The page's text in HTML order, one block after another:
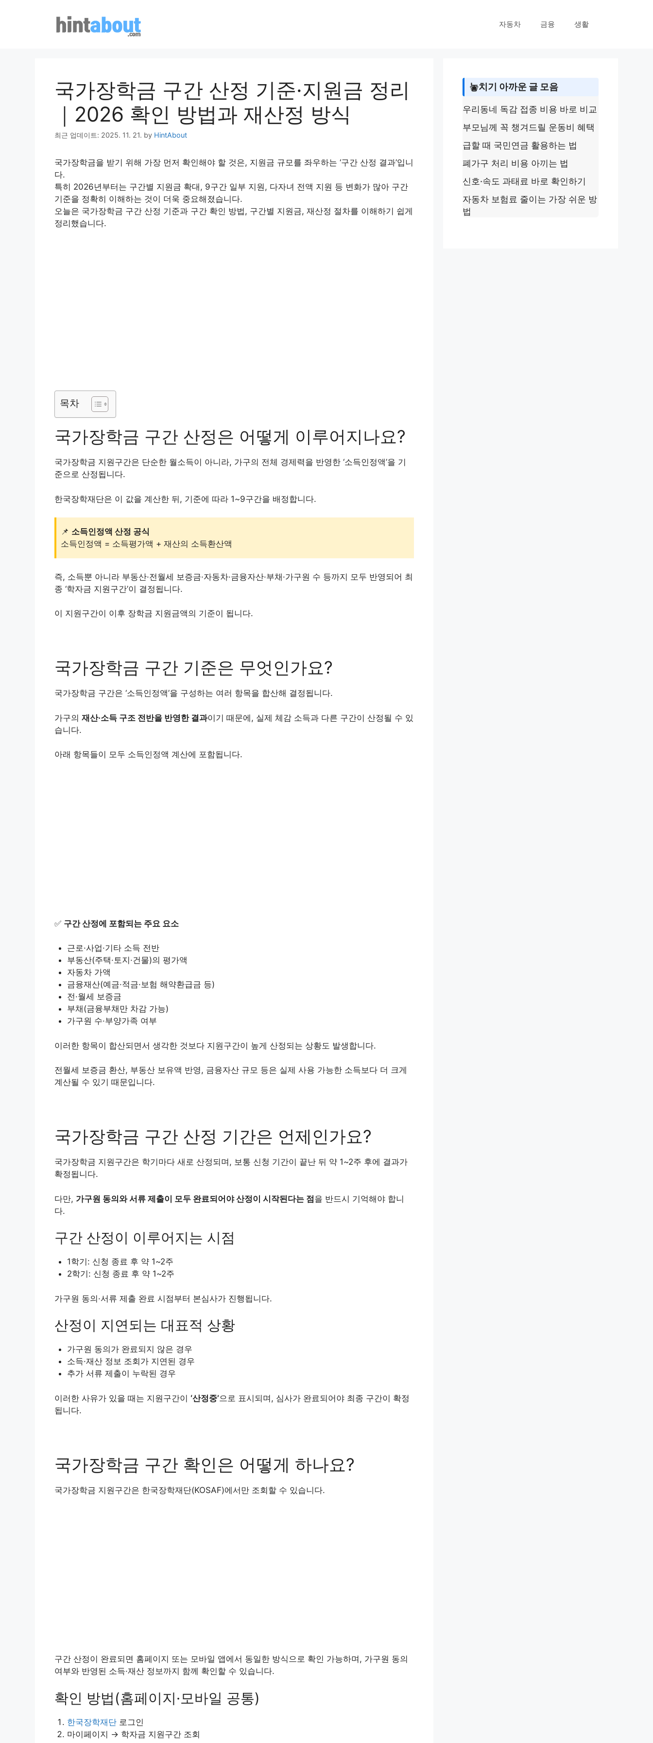
자동차 금융 생활
국가장학금 구간 산정 기준·지원금 정리
｜2026 확인 방법과 재산정 방식
최근 업데이트: 2025. 11. 21. by HintAbout
국가장학금을 받기 위해 가장 먼저 확인해야 할 것은, 지원금 규모를 좌우하는 ‘구간 산정 결과’입니
다.
특히 2026년부터는 구간별 지원금 확대, 9구간 일부 지원, 다자녀 전액 지원 등 변화가 많아 구간
기준을 정확히 이해하는 것이 더욱 중요해졌습니다.
오늘은 국가장학금 구간 산정 기준과 구간 확인 방법, 구간별 지원금, 재산정 절차를 이해하기 쉽게
정리했습니다.
목차
국가장학금 구간 산정은 어떻게 이루어지나요?
국가장학금 지원구간은 단순한 월소득이 아니라, 가구의 전체 경제력을 반영한 ‘소득인정액’을 기
준으로 산정됩니다.
한국장학재단은 이 값을 계산한 뒤, 기준에 따라 1~9구간을 배정합니다.
📌 소득인정액 산정 공식
소득인정액 = 소득평가액 + 재산의 소득환산액
즉, 소득뿐 아니라 부동산·전월세 보증금·자동차·금융자산·부채·가구원 수 등까지 모두 반영되어 최
종 ‘학자금 지원구간’이 결정됩니다.
이 지원구간이 이후 장학금 지원금액의 기준이 됩니다.
국가장학금 구간 기준은 무엇인가요?
국가장학금 구간은 ‘소득인정액’을 구성하는 여러 항목을 합산해 결정됩니다.
가구의 재산·소득 구조 전반을 반영한 결과이기 때문에, 실제 체감 소득과 다른 구간이 산정될 수 있
습니다.
아래 항목들이 모두 소득인정액 계산에 포함됩니다.
✅ 구간 산정에 포함되는 주요 요소
근로·사업·기타 소득 전반
부동산(주택·토지·건물)의 평가액
자동차 가액
금융재산(예금·적금·보험 해약환급금 등)
전·월세 보증금
부채(금융부채만 차감 가능)
가구원 수·부양가족 여부
이러한 항목이 합산되면서 생각한 것보다 지원구간이 높게 산정되는 상황도 발생합니다.
전월세 보증금 환산, 부동산 보유액 반영, 금융자산 규모 등은 실제 사용 가능한 소득보다 더 크게
계산될 수 있기 때문입니다.
국가장학금 구간 산정 기간은 언제인가요?
국가장학금 지원구간은 학기마다 새로 산정되며, 보통 신청 기간이 끝난 뒤 약 1~2주 후에 결과가
확정됩니다.
다만, 가구원 동의와 서류 제출이 모두 완료되어야 산정이 시작된다는 점을 반드시 기억해야 합니
다.
구간 산정이 이루어지는 시점
1학기: 신청 종료 후 약 1~2주
2학기: 신청 종료 후 약 1~2주
가구원 동의·서류 제출 완료 시점부터 본심사가 진행됩니다.
산정이 지연되는 대표적 상황
가구원 동의가 완료되지 않은 경우
소득·재산 정보 조회가 지연된 경우
추가 서류 제출이 누락된 경우
이러한 사유가 있을 때는 지원구간이 ‘산정중’으로 표시되며, 심사가 완료되어야 최종 구간이 확정
됩니다.
국가장학금 구간 확인은 어떻게 하나요?
국가장학금 지원구간은 한국장학재단(KOSAF)에서만 조회할 수 있습니다.
구간 산정이 완료되면 홈페이지 또는 모바일 앱에서 동일한 방식으로 확인 가능하며, 가구원 동의
여부와 반영된 소득·재산 정보까지 함께 확인할 수 있습니다.
확인 방법(홈페이지·모바일 공통)
한국장학재단로그인
마이페이지 → 학자금 지원구간 조회
놓치기 아까운 글 모음
우리동네 독감 접종 비용 바로 비교
부모님께 꼭 챙겨드릴 운동비 혜택
급할 때 국민연금 활용하는 법
폐가구 처리 비용 아끼는 법
신호·속도 과태료 바로 확인하기
자동차 보험료 줄이는 가장 쉬운 방
법